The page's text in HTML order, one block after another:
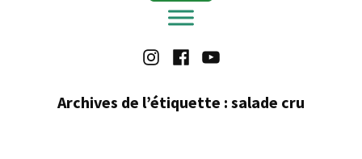
Instagram
FacebookYoutube
Archives de l’étiquette : salade cru